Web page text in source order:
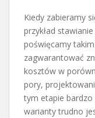
Kiedy zabieramy
przykład
poświęcamy
zagwarantować
kosztów w
pory,
tym etapie bardzo
warianty trudno